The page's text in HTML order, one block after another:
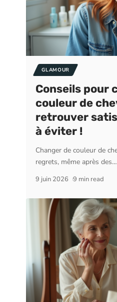
GLAMOUR
Conseils pour
couleur de
retrouver
à éviter !
Changer de couleur de
regrets, même après des…
9 juin 2026 9 min read